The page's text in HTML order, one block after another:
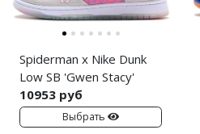
Spiderman x Nike Dunk
Low SB 'Gwen Stacy'
10953 руб
Выбрать